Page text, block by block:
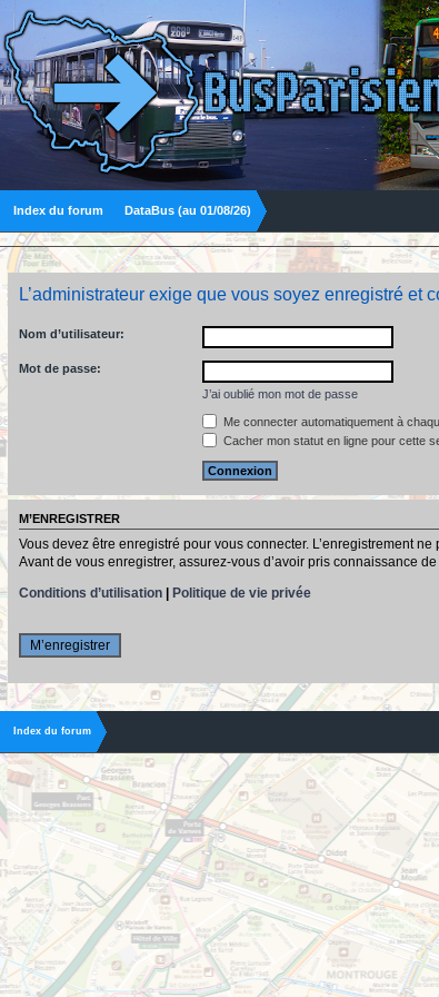
Index du forum DataBus (au 01/08/26)
L’administrateur exige que vous soyez enregistré et
Nom d’utilisateur:
Mot de passe:
J’ai oublié mon mot de passe
Me connecter automatiquement à
Cacher mon statut en ligne pour cette
M’ENREGISTRER
Vous devez être enregistré pour vous connecter. L’enregistrement
Avant de vous enregistrer, assurez-vous d’avoir pris connaissance
Conditions d’utilisation
Politique de vie privée
M’enregistrer
Index du forum